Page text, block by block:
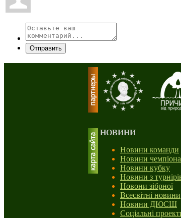
Отправить
НОВИНИ
Новини команди
Новини
Новини кубку
Новини з
Новони зібрної
Всесвітні новини
Новини ДЮСШ
Соціальні